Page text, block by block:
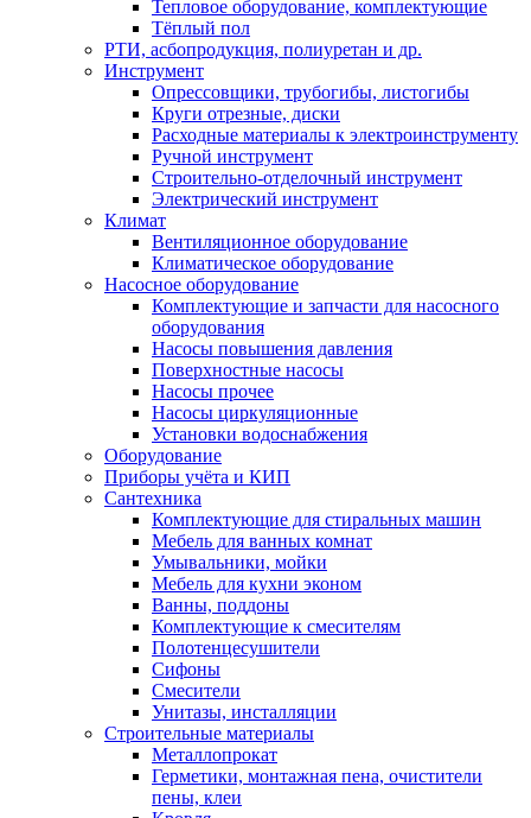
Тепловое оборудование, комплектующие
Тёплый пол
РТИ, асбопродукция, полиуретан и др.
Инструмент
Опрессовщики, трубогибы, листогибы
Круги отрезные, диски
Расходные материалы к электроинструменту
Ручной инструмент
Строительно-отделочный инструмент
Электрический инструмент
Климат
Вентиляционное оборудование
Климатическое оборудование
Насосное оборудование
Комплектующие и запчасти для насосного
оборудования
Насосы повышения давления
Поверхностные насосы
Насосы прочее
Насосы циркуляционные
Установки водоснабжения
Оборудование
Приборы учёта и КИП
Сантехника
Комплектующие для стиральных машин
Мебель для ванных комнат
Умывальники, мойки
Мебель для кухни эконом
Ванны, поддоны
Комплектующие к смесителям
Полотенцесушители
Сифоны
Смесители
Унитазы, инсталляции
Строительные материалы
Металлопрокат
Герметики, монтажная пена, очистители
пены, клеи